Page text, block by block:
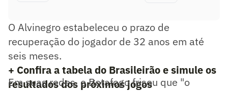
O Alvinegro estabeleceu o prazo de
recuperação do jogador de 32 anos em até
seis meses.
+ Confira a tabela do Brasileirão e simule os
resultados dos próximos jogos
Em suas redes, o Botafogo frisou que "o